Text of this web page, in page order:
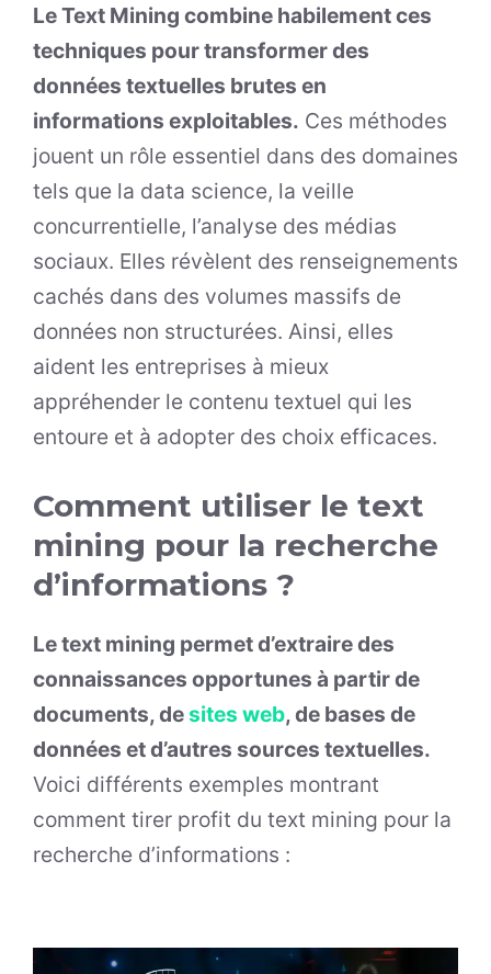
Le Text Mining combine habilement ces
techniques pour transformer des
données textuelles brutes en
informations exploitables. Ces méthodes
jouent un rôle essentiel dans des domaines
tels que la data science, la veille
concurrentielle, l’analyse des médias
sociaux. Elles révèlent des renseignements
cachés dans des volumes massifs de
données non structurées. Ainsi, elles
aident les entreprises à mieux
appréhender le contenu textuel qui les
entoure et à adopter des choix efficaces.
Comment utiliser le text
mining pour la recherche
d’informations ?
Le text mining permet d’extraire des
connaissances opportunes à partir de
documents, desites web, de bases de
données et d’autres sources textuelles.
Voici différents exemples montrant
comment tirer profit du text mining pour la
recherche d’informations :